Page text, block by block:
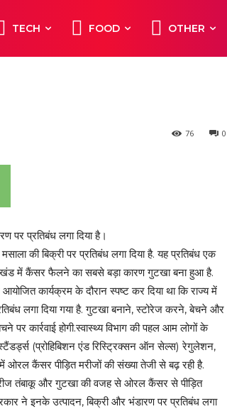
TECH FOOD OTHER
पर बैन
0
76
पर प्रतिबंध लगा दिया है।
की बिक्री पर प्रतिबंध लगा दिया है. यह प्रतिबंध एक
में कैंसर फैलने का सबसे बड़ा कारण गुटखा बना हुआ है.
कार्यक्रम के दौरान स्पष्ट कर दिया था कि राज्य में
लगा दिया गया है. गुटखा बनाने, स्टोरेज करने, बेचने और
कार्रवाई होगी.स्वास्थ्य विभाग की पहल आम लोगों के
(प्रोहिबिशन एंड रिस्ट्रिक्सन ऑन सेल्स) रेगुलेशन,
कैंसर पीड़ित मरीजों की संख्या तेजी से बढ़ रही है.
तंबाकू और गुटखा की वजह से ओरल कैंसर से पीड़ित
ने इनके उत्पादन, बिक्री और भंडारण पर प्रतिबंध लगा